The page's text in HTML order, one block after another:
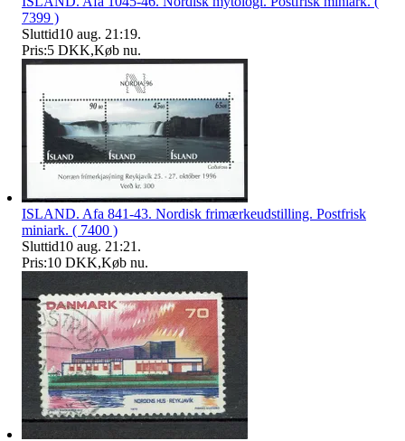
7399 )
Sluttid10 aug. 21:19.
Pris:5 DKK,Køb nu.
ISLAND. Afa 841-43. Nordisk frimærkeudstilling. Postfrisk
miniark. ( 7400 )
Sluttid10 aug. 21:21 .
Pris:10 DKK,Køb nu.